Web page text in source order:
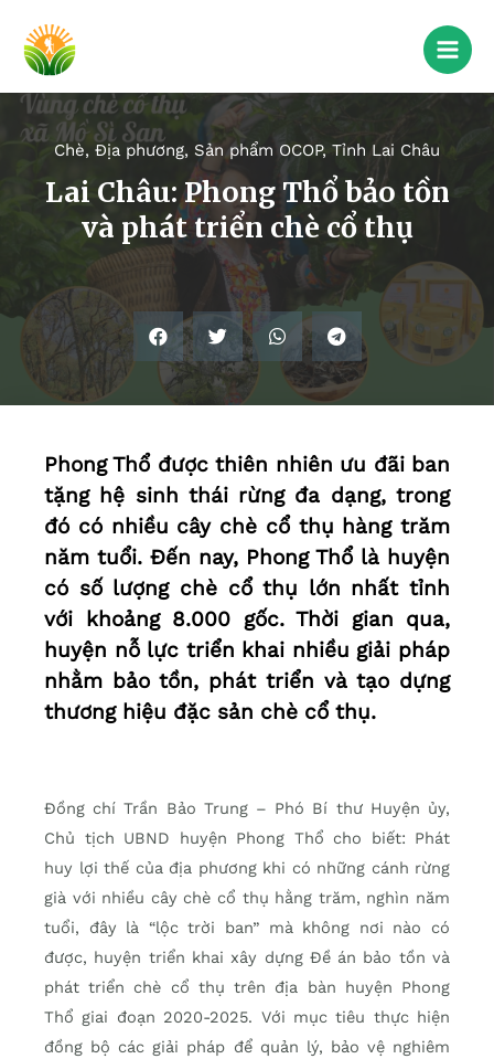
Chè, Địa phương, Sản phẩm OCOP, Tỉnh Lai Châu
Lai Châu: Phong Thổ bảo tồn
và phát triển chè cổ thụ
Phong Thổ được thiên nhiên ưu đãi ban
tặng hệ sinh thái rừng đa dạng, trong
đó có nhiều cây chè cổ thụ hàng trăm
năm tuổi. Đến nay, Phong Thổ là huyện
có số lượng chè cổ thụ lớn nhất tỉnh
với khoảng 8.000 gốc. Thời gian qua,
huyện nỗ lực triển khai nhiều giải pháp
nhằm bảo tồn, phát triển và tạo dựng
thương hiệu đặc sản chè cổ thụ.
Đồng chí Trần Bảo Trung – Phó Bí thư Huyện ủy,
Chủ tịch UBND huyện Phong Thổ cho biết: Phát
huy lợi thế của địa phương khi có những cánh rừng
già với nhiều cây chè cổ thụ hằng trăm, nghìn năm
tuổi, đây là “lộc trời ban” mà không nơi nào có
được, huyện triển khai xây dựng Đề án bảo tồn và
phát triển chè cổ thụ trên địa bàn huyện Phong
Thổ giai đoạn 2020-2025. Với mục tiêu thực hiện
đồng bộ các giải pháp để quản lý, bảo vệ nghiêm